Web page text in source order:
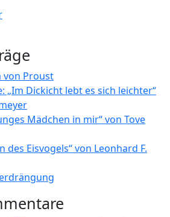
von Proust
„Im Dickicht lebt es sich leichter“
Mädchen in mir“ von Tove
des Eisvogels“ von Leonhard F.